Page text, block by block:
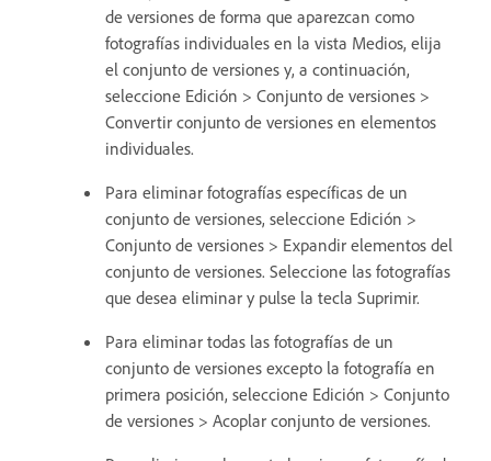
de versiones de forma que aparezcan como
fotografías individuales en la vista Medios, elija
el conjunto de versiones y, a continuación,
seleccione Edición > Conjunto de versiones >
Convertir conjunto de versiones en elementos
individuales.
Para eliminar fotografías específicas de un
conjunto de versiones, seleccione Edición >
Conjunto de versiones > Expandir elementos del
conjunto de versiones. Seleccione las fotografías
que desea eliminar y pulse la tecla Suprimir.
Para eliminar todas las fotografías de un
conjunto de versiones excepto la fotografía en
primera posición, seleccione Edición > Conjunto
de versiones > Acoplar conjunto de versiones.